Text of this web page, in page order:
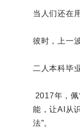
当人们还在
彼时，上一
二人本科毕
2017年，
能，让AI从
法”。